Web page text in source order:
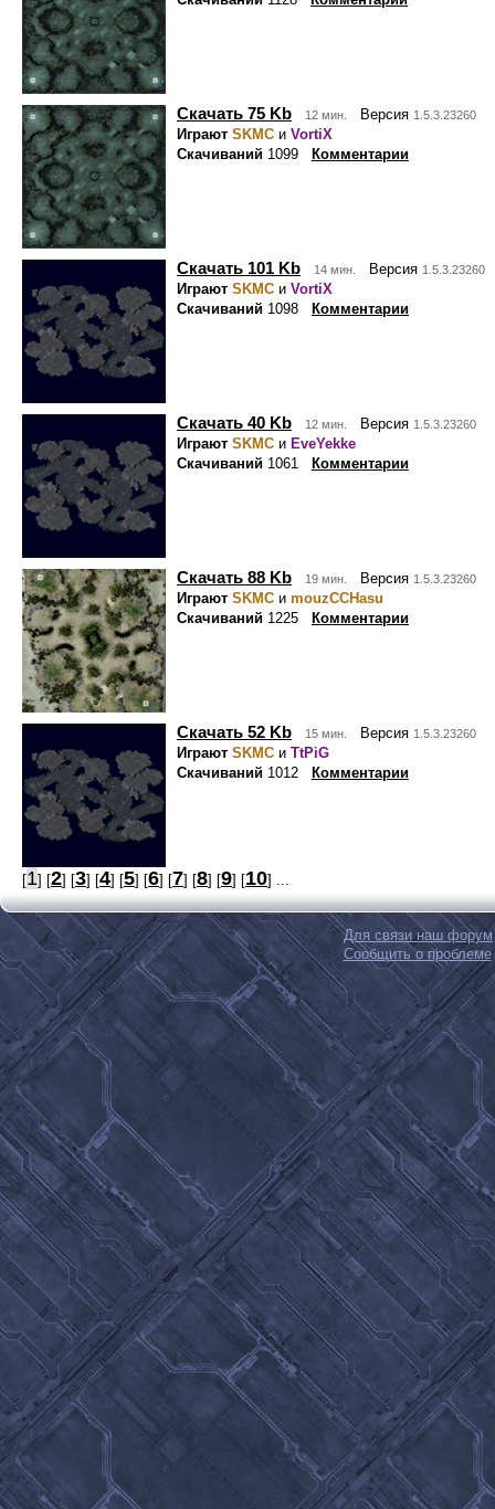
Скачать 75 Kb 12 мин. Версия 1.5.3.23260
Играют SKMC и VortiX
Скачиваний 1099 Комментарии
Скачать 101 Kb 14 мин. Версия 1.5.3.23260
Играют SKMC и VortiX
Скачиваний 1098 Комментарии
Скачать 40 Kb 12 мин. Версия 1.5.3.23260
Играют SKMC и EveYekke
Скачиваний 1061 Комментарии
Скачать 88 Kb 19 мин. Версия 1.5.3.23260
Играют SKMC и mouzCCHasu
Скачиваний 1225 Комментарии
Скачать 52 Kb 15 мин. Версия 1.5.3.23260
Играют SKMC и TtPiG
Скачиваний 1012 Комментарии
[1] [2] [3] [4] [5] [6] [7] [8] [9] [10] ...
Для связи наш форум
Сообщить о проблеме